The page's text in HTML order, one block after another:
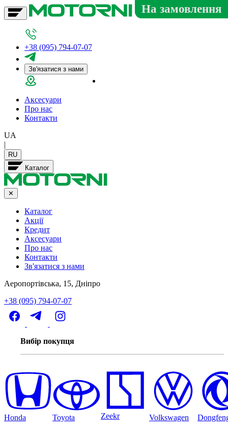
+38 (095) 794-07-07
Зв'язатися з нами
Аксесуари
Про нас
Контакти
UA
|
RU
Каталог
✕
Каталог
Акції
Кредит
Аксесуари
Про нас
Контакти
Зв'язатися з нами
Аеропортівська, 15, Дніпро
+38 (095) 794-07-07
Вибір покупця
Honda Toyota Zeekr Volkswagen
На замовлення